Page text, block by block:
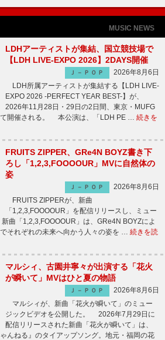
MUSIC NEWS
LDHアーティストが集結、国立競技場で
【LDH LIVE-EXPO 2026】2DAYS開催
Ｊ－ＰＯＰ
2026年8月6日
LDH所属アーティストが集結する【LDH LIVE-
EXPO 2026 -PERFECT YEAR BEST-】が、
2026年11月28日・29日の2日間、東京・MUFG
て開催される。 本公演は、「LDH PE … 続きを
FRUITS ZIPPER、GRe4N BOYZ書き下
ろし「1,2,3,FOOOOUR」MVに自然体の
姿
Ｊ－ＰＯＰ
2026年8月6日
FRUITS ZIPPERが、新曲
「1,2,3,FOOOOUR」を配信リリースし、ミュー
曲「1,2,3,FOOOOUR」は、GRe4N BOYZによ
それぞれの未来へ向かう人々の姿を … 続きを読
マルシィ、古園井寧々が出演する「花火
が瞬いて」MVはひと夏の物語
Ｊ－ＰＯＰ
2026年8月6日
マルシィが、新曲「花火が瞬いて」のミュー
ジックビデオを公開した。 2026年7月29日に
配信リリースされた新曲「花火が瞬いて」は、
んねる』のタイアップソング。地元・福岡の花